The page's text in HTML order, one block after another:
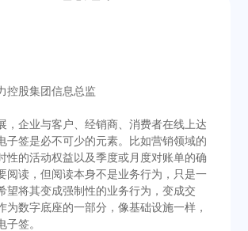
控股集团信息总监
，企业与客户、经销商、消费者在线上达
子签是必不可少的元素。比如营销领域的
性的活动权益以及季度或月度对账单的确
阅读，但阅读本身不是业务行为，只是一
望将其变成强制性的业务行为，变成交
为数字底座的一部分，像基础设施一样，
子签。